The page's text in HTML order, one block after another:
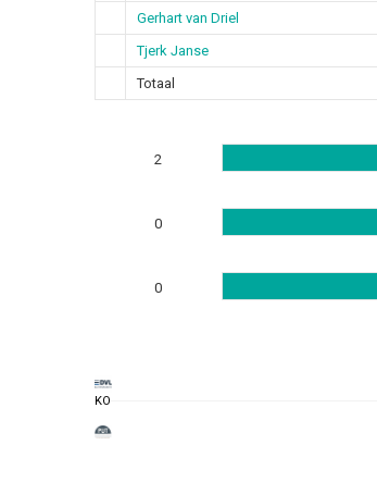
Gerhart van Driel
Tjerk Janse
Totaal
2
0
0
KO